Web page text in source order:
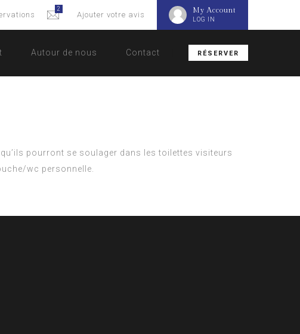
My Account
LOG IN
Ajouter votre avis
2
Autour de nous Contact RÉSERVER
qu’ils pourront se soulager dans les toilettes visiteurs
wc personnelle.